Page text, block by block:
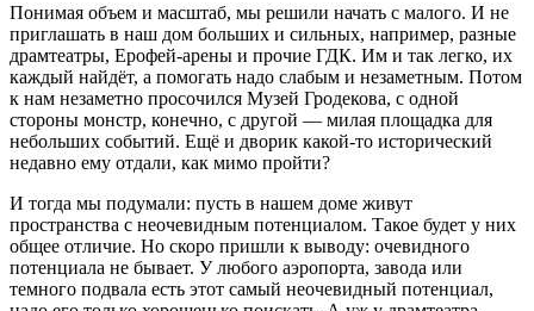
Понимая объем и масштаб, мы решили начать с малого. И не
приглашать в наш дом больших и сильных, например, разные
драмтеатры, Ерофей-арены и прочие ГДК. Им и так легко, их
каждый найдёт, а помогать надо слабым и незаметным. Потом
к нам незаметно просочился Музей Гродекова, с одной
стороны монстр, конечно, с другой — милая площадка для
небольших событий. Ещё и дворик какой-то исторический
недавно ему отдали, как мимо пройти?
И тогда мы подумали: пусть в нашем доме живут
пространства с неочевидным потенциалом. Такое будет у них
общее отличие. Но скоро пришли к выводу: очевидного
потенциала не бывает. У любого аэропорта, завода или
темного подвала есть этот самый неочевидный потенциал,